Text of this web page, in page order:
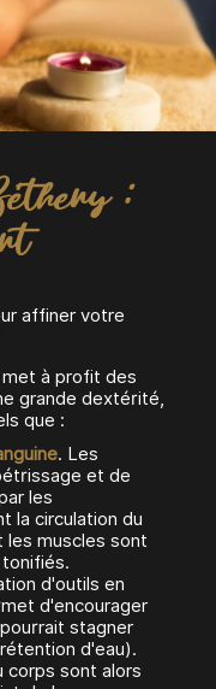
:
affiner votre
à profit des
grande dextérité,
que :
. Les
et de
les
la circulation du
les muscles sont
d'outils en
d'encourager
stagner
d'eau).
corps sont alors